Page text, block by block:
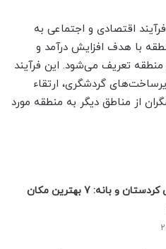
اقتصادی و اجتماعی به
با هدف افزایش درآمد و
تعریف می‌شود. این فرآیند
گردشگری، ارتقاء
از مناطق دیگر به منطقه مورد
جاهای دیدنی کردستان و بانه: 7 بهترین مکان